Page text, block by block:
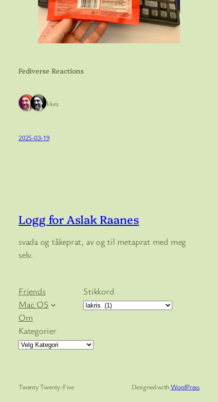
Fediverse Reactions
2 likes
2025-03-19
Logg for Aslak Raanes
svada og tåkeprat, av og til metaprat med meg
selv.
Friends
Mac OS
Om
Stikkord
Kategorier
Twenty Twenty-Five Designed withWordPress